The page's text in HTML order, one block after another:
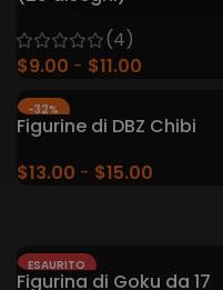
(4)
$9.00 $11.00
-32%
Figurine di DBZ Chibi
$13.00 $15.00
ESAURITO
Figurina di Goku da 17